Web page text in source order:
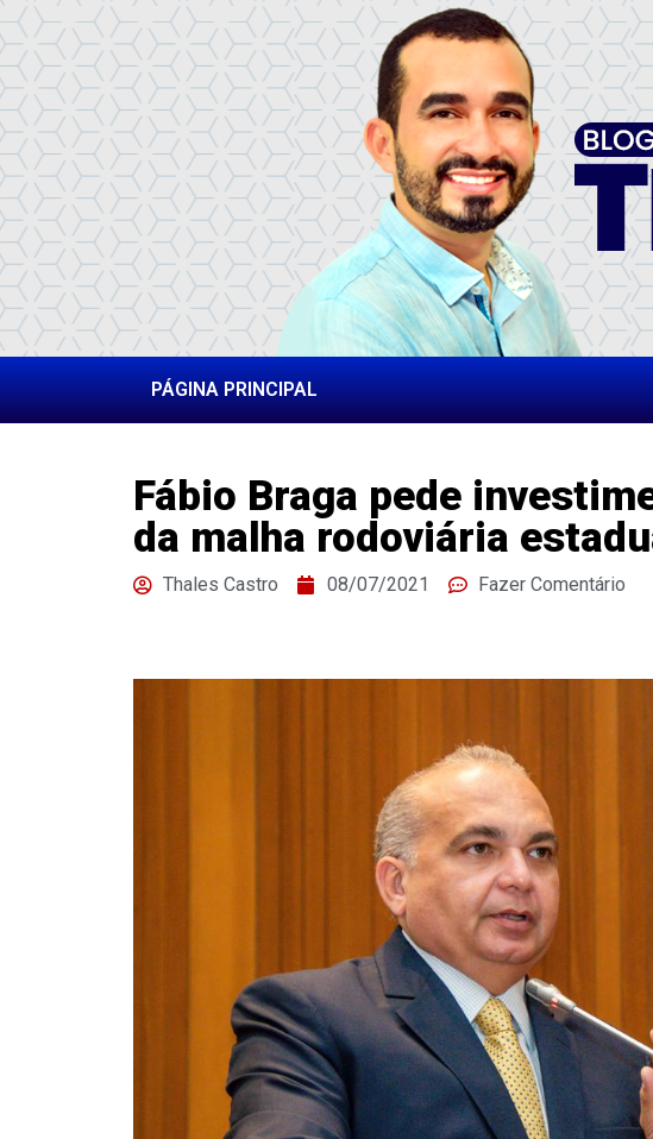
PÁGINA PRINCIPAL
Fábio Braga pede
da malha rodoviária
Thales Castro 08/07/2021 Fazer Comentário